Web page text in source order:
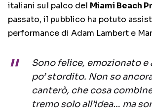
italiani sul palco del Miami Beach
passato, il pubblico ha potuto
performance di Adam Lambert e
Sono felice, emozionato e
po’ stordito. Non so
canterò, che cosa
tremo solo all’idea… ma